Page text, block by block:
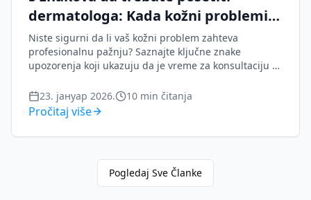
dermatologa: Kada kožni problemi
zahtevaju stručnu negu
Niste sigurni da li vaš kožni problem zahteva
profesionalnu pažnju? Saznajte ključne znake
upozorenja koji ukazuju da je vreme za konsultaciju sa
mladeže.
23. јануар 2026. 10 min čitanja
Pročitaj više
Pogledaj Sve Članke